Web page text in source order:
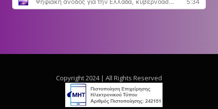
Copyright 2024 | All Rights Reserved